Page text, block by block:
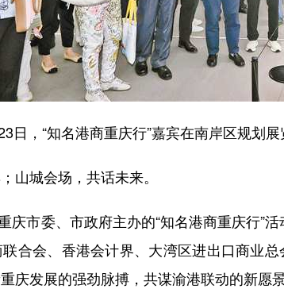
日，“知名港商重庆行”嘉宾在南岸区规划
城会场，共话未来。
市委、市政府主办的“知名港商重庆行”
合会、香港会计界、大湾区进出口商业
庆发展的强劲脉搏，共谋渝港联动的新愿景